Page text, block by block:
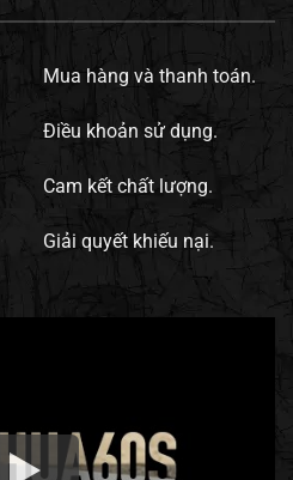
Mua hàng và thanh toán.
Điều khoản sử dụng.
Cam kết chất lượng.
Giải quyết khiếu nại.